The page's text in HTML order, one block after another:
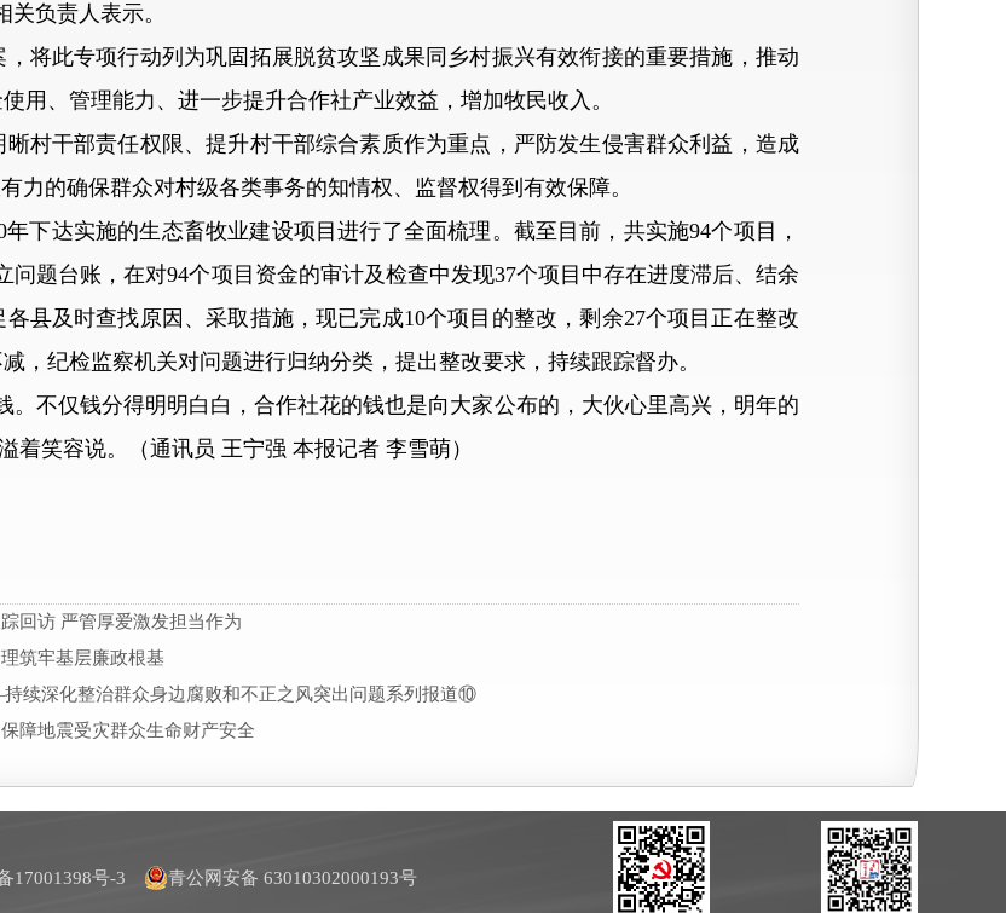
负责人表示。
此专项行动列为巩固拓展脱贫攻坚成果同乡村振兴有效衔接的重要措施，推动
用、管理能力、进一步提升合作社产业效益，增加牧民收入。
干部责任权限、提升村干部综合素质作为重点，严防发生侵害群众利益，造成
力的确保群众对村级各类事务的知情权、监督权得到有效保障。
达实施的生态畜牧业建设项目进行了全面梳理。截至目前，共实施94个项目，
问题台账，在对94个项目资金的审计及检查中发现37个项目中存在进度滞后、结余
县及时查找原因、采取措施，现已完成10个项目的整改，剩余27个项目正在整改
，纪检监察机关对问题进行归纳分类，提出整改要求，持续跟踪督办。
不仅钱分得明明白白，合作社花的钱也是向大家公布的，大伙心里高兴，明年的
着笑容说。（通讯员 王宁强 本报记者 李雪萌）
回访 严管厚爱激发担当作为
筑牢基层廉政根基
续深化整治群众身边腐败和不正之风突出问题系列报道⑩
障地震受灾群众生命财产安全
17001398号-3 青公网安备 63010302000193号